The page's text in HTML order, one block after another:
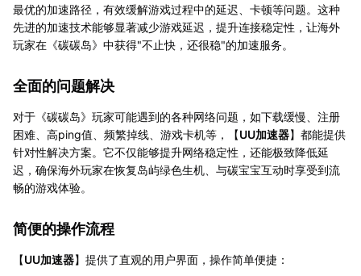
最优的加速路径，有效缓解游戏过程中的延迟、卡顿等问题。这种
先进的加速技术能够显著减少游戏延迟，提升连接稳定性，让海外
玩家在《碳碳岛》中获得"不止快，还很稳"的加速服务。
全面的问题解决
对于《碳碳岛》玩家可能遇到的各种网络问题，如下载缓慢、注册
困难、高ping值、频繁掉线、游戏卡机等，【UU加速器】都能提供
针对性解决方案。它不仅能够提升网络稳定性，还能极致降低延
迟，确保海外玩家在恢复岛屿绿色生机、与碳宝宝互动时享受到流
畅的游戏体验。
简便的操作流程
【UU加速器】提供了直观的用户界面，操作简单便捷：